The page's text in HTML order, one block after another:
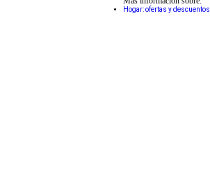
Hogar: ofertas y descuentos